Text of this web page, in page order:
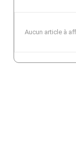
Aucun article à